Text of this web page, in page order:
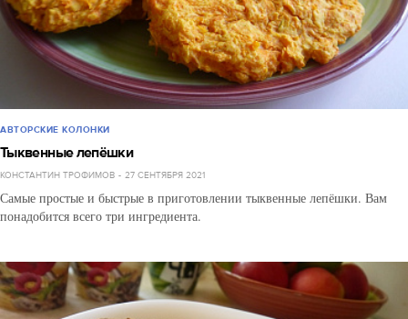
АВТОРСКИЕ КОЛОНКИ
Тыквенные лепёшки
КОНСТАНТИН ТРОФИМОВ 27 СЕНТЯБРЯ 2021
Самые простые и быстрые в приготовлении тыквенные лепёшки. Вам
понадобится всего три ингредиента.